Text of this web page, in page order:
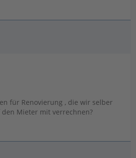
für Renovierung , die wir selber
Mieter mit verrechnen?